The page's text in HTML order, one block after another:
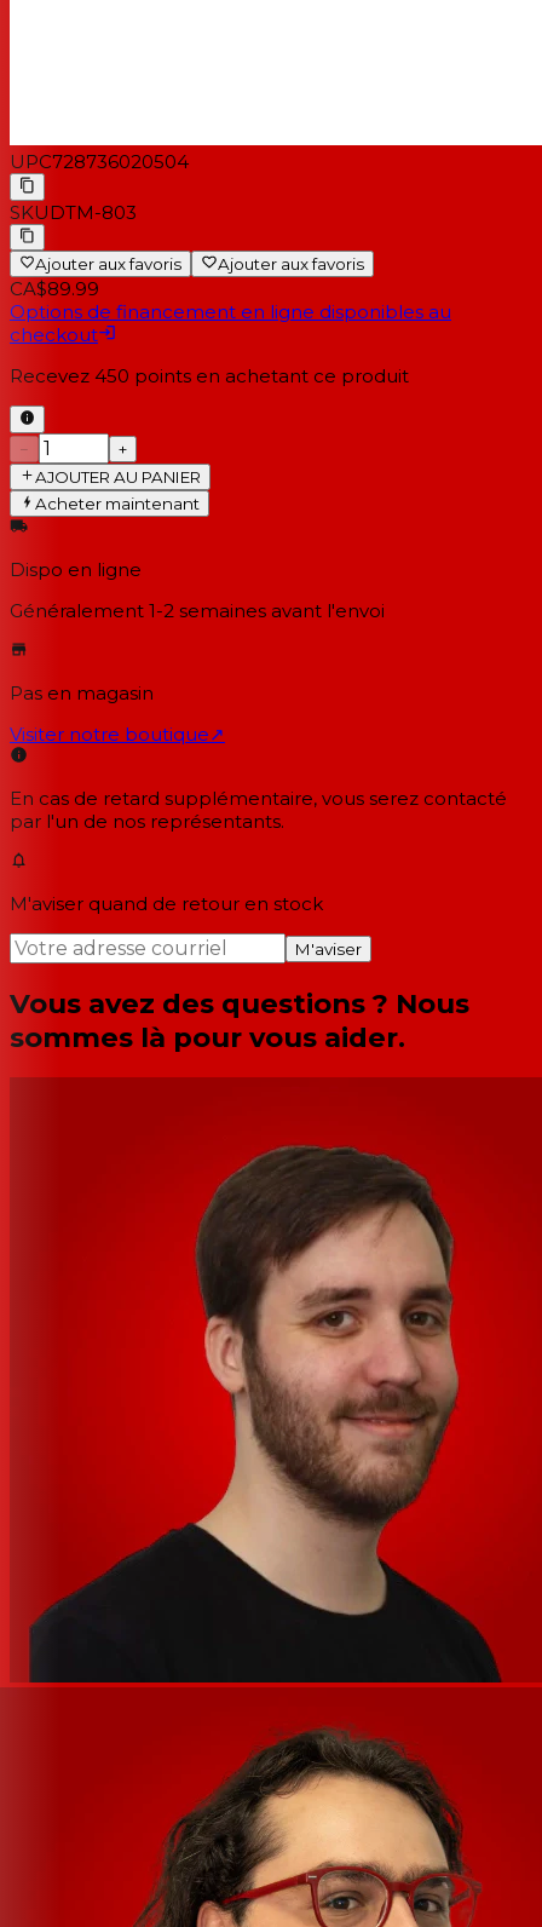
UPC728736020504
SKUDTM-803
Ajouter aux favoris Ajouter aux favoris
CA$89.99
Options de financement en ligne disponibles au
checkout
Recevez 450 points en achetant ce produit
−
+
AJOUTER AU PANIER
Acheter maintenant
Dispo en ligne
Généralement 1-2 semaines avant l'envoi
Pas en magasin
Visiter notre boutique↗
En cas de retard supplémentaire, vous serez contacté
par l'un de nos représentants.
M'aviser quand de retour en stock
M'aviser
Vous avez des questions ? Nous
sommes là pour vous aider.